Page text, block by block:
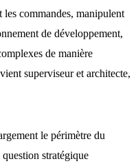
les commandes, manipulent
de développement,
de manière
superviseur et architecte,
le périmètre du
stratégique